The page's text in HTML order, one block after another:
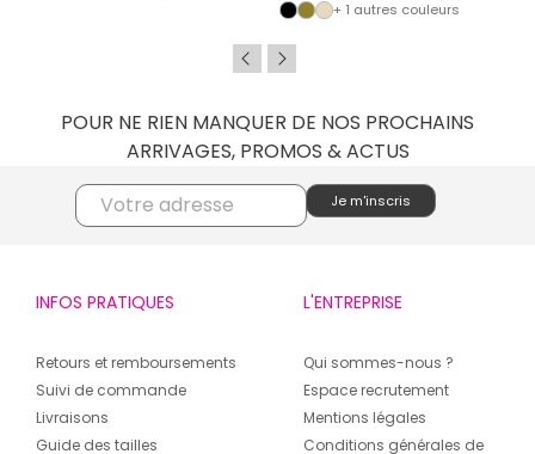
+ 1 autres couleurs
POUR NE RIEN MANQUER DE NOS PROCHAINS
ARRIVAGES, PROMOS & ACTUS
INFOS PRATIQUES
Retours et remboursements
Suivi de commande
Livraisons
Guide des tailles
L'ENTREPRISE
Qui sommes-nous ?
Espace recrutement
Mentions légales
Conditions générales de